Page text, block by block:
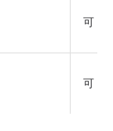
可
可（